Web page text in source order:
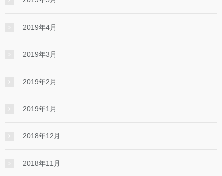
2019年4月
2019年3月
2019年2月
2019年1月
2018年12月
2018年11月